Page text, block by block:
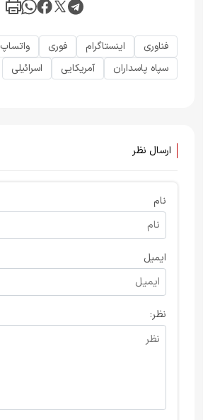
فناوری اینستاگرام فوری واتساپ
سپاه پاسداران
آمریکایی اسرائیلی
ارسال نظر
نام
ایمیل
نظر: